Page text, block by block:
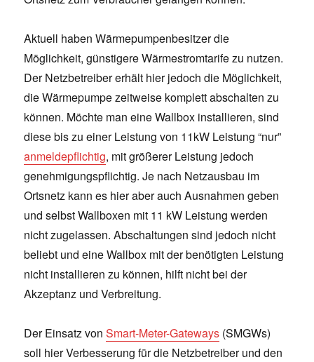
Aktuell haben Wärmepumpenbesitzer die
Möglichkeit, günstigere Wärmestromtarife zu nutzen.
Der Netzbetreiber erhält hier jedoch die Möglichkeit,
die Wärmepumpe zeitweise komplett abschalten zu
können. Möchte man eine Wallbox installieren, sind
diese bis zu einer Leistung von 11kW Leistung “nur”
anmeldepflichtig, mit größerer Leistung jedoch
genehmigungspflichtig. Je nach Netzausbau im
Ortsnetz kann es hier aber auch Ausnahmen geben
und selbst Wallboxen mit 11 kW Leistung werden
nicht zugelassen. Abschaltungen sind jedoch nicht
beliebt und eine Wallbox mit der benötigten Leistung
nicht installieren zu können, hilft nicht bei der
Akzeptanz und Verbreitung.
Der Einsatz vonSmart-Meter-Gateways (SMGWs)
soll hier Verbesserung für die Netzbetreiber und den